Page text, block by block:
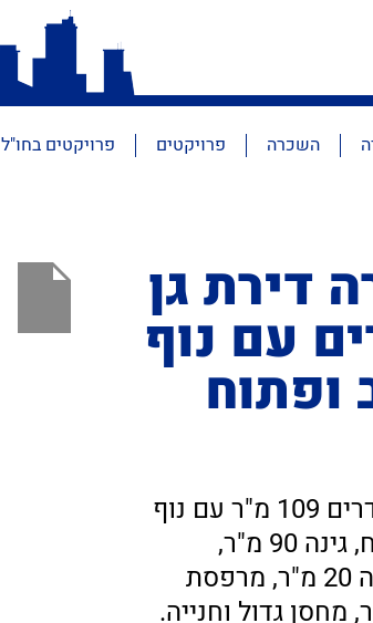
השכרה פרויקטים פרויקטים בחו"ל
דירת גן
עם נוף
ופתוח
דירת גן 4 חדרים 109 מ"ר עם נוף
90 מ"ר,
מרפסת סוכה 20 מ"ר, מרפסת